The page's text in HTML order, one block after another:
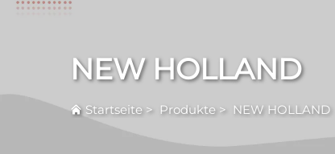
NEW HOLLAND
Startseite > Produkte > NEW HOLLAND